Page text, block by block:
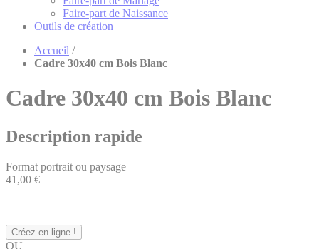
Faire-part de Naissance
Outils de création
Accueil /
Cadre 30x40 cm Bois Blanc
Cadre 30x40 cm Bois Blanc
Description rapide
Format portrait ou paysage
41,00 €
Créez en ligne !
OU